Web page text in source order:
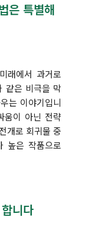
은 특별해
래에서 과거로
같은 비극을 막
는 이야기입니
움이 아닌 전략
개로 회귀물 중
높은 작품으로
니다